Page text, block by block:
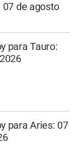
07 de agosto
para Tauro:
para Aries: 07